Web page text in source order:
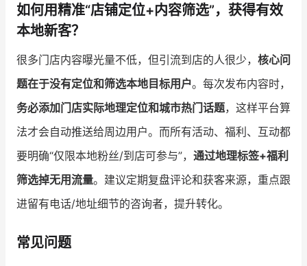
如何用精准“店铺定位+内容筛选”，获得有效
本地新客？
很多门店内容曝光量不低，但引流到店的人很少， 核心问
题在于没有定位和筛选本地目标用户。每次发布内容时，
务必添加门店实际地理定位和城市热门话题，这样平台算
法才会自动推送给周边用户。而所有活动、福利、互动都
要明确“仅限本地粉丝/到店可参与”， 通过地理标签+福利
筛选掉无用流量。建议定期复盘评论和获客来源，重点跟
进留有电话/地址细节的咨询者，提升转化。
常见问题